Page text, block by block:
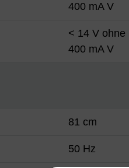
400 mA V
< 14 V ohne
400 mA V
81 cm
50 Hz